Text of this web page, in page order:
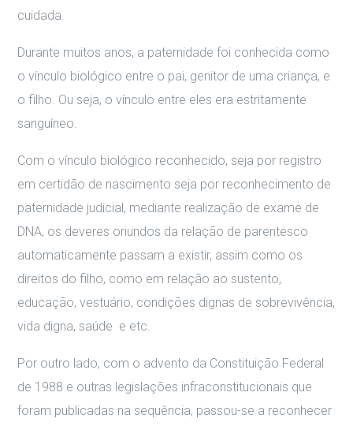
cuidada.
Durante muitos anos, a paternidade foi conhecida como
o vínculo biológico entre o pai, genitor de uma criança, e
o filho. Ou seja, o vínculo entre eles era estritamente
sanguíneo.
Com o vínculo biológico reconhecido, seja por registro
em certidão de nascimento seja por reconhecimento de
paternidade judicial, mediante realização de exame de
DNA, os deveres oriundos da relação de parentesco
automaticamente passam a existir, assim como os
direitos do filho, como em relação ao sustento,
educação, vestuário, condições dignas de sobrevivência,
vida digna, saúde e etc.
Por outro lado, com o advento da Constituição Federal
de 1988 e outras legislações infraconstitucionais que
foram publicadas na sequência, passou-se a reconhecer